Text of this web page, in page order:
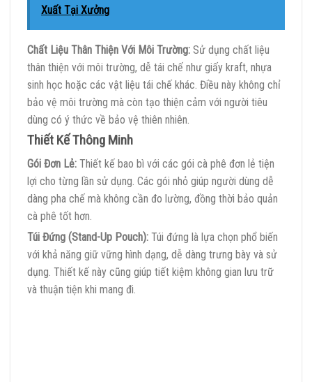
Xuất Tại Xưởng
Chất Liệu Thân Thiện Với Môi Trường: Sử dụng chất liệu
thân thiện với môi trường, dễ tái chế như giấy kraft, nhựa
sinh học hoặc các vật liệu tái chế khác. Điều này không chỉ
bảo vệ môi trường mà còn tạo thiện cảm với người tiêu
dùng có ý thức về bảo vệ thiên nhiên.
Thiết Kế Thông Minh
Gói Đơn Lẻ: Thiết kế bao bì với các gói cà phê đơn lẻ tiện
lợi cho từng lần sử dụng. Các gói nhỏ giúp người dùng dễ
dàng pha chế mà không cần đo lường, đồng thời bảo quản
cà phê tốt hơn.
Túi Đứng (Stand-Up Pouch): Túi đứng là lựa chọn phổ biến
với khả năng giữ vững hình dạng, dễ dàng trưng bày và sử
dụng. Thiết kế này cũng giúp tiết kiệm không gian lưu trữ
và thuận tiện khi mang đi.